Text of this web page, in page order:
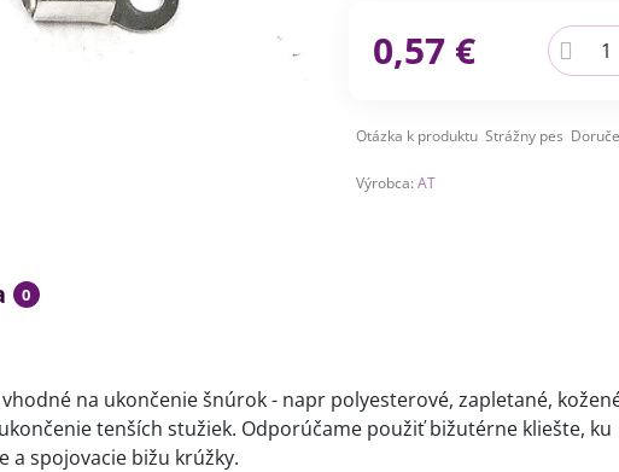
0,57 €
Otázka k produktu Strážny pes
Výrobca: AT
0
na ukončenie šnúrok - napr polyesterové, zapletané,
tenších stužiek. Odporúčame použiť bižutérne kliešte, ku
a spojovacie bižu krúžky.